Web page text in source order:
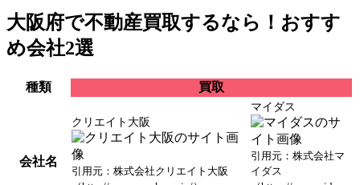
大阪府で不動産買取するなら！おすす
め会社2選
種類 買取
会社名
クリエイト大阪
引用元：株式会社クリエイト大阪
マイダス
引用元：株式会社マ
イダス